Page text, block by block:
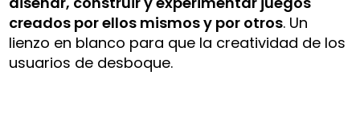
creados por ellos mismos y por otros. Un
lienzo en blanco para que la creatividad de los
usuarios de desboque.